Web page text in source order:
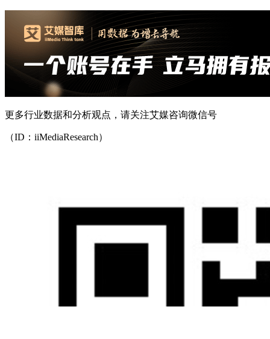
更多行业数据和分析观点，请关注艾媒咨询微信号
（ID：iiMediaResearch）